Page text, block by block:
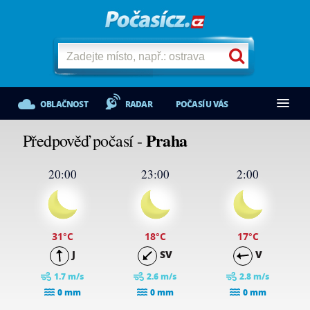
OBLAČNOST RADAR POČASÍ U VÁS
Předpověď počasí -Praha
20:00
31°C
J
1.7 m/s
0 mm
23:00
18°C
SV
2.6 m/s
0 mm
2:00
17°C
V
2.8 m/s
0 mm